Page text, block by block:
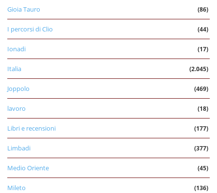
Gioia Tauro (86)
I percorsi di Clio (44)
Ionadi (17)
Italia (2.045)
Joppolo (469)
lavoro (18)
Libri e recensioni (177)
Limbadi (377)
Medio Oriente (45)
Mileto (136)